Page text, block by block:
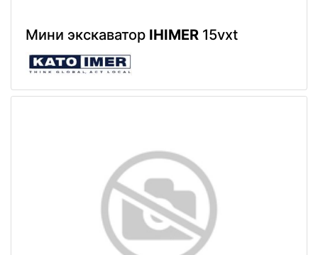
Мини экскаватор IHIMER 15vxt